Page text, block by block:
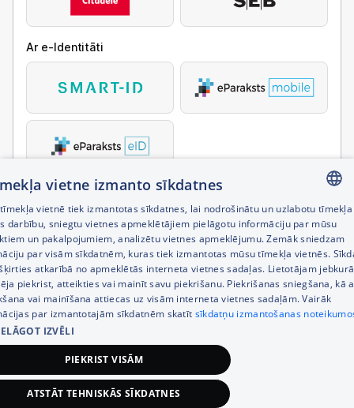
Ar e-Identitāti
LATVIAN
RUSSIAN
ENGLISH
vietne izmanto sīkdatnes
vietnē tiek izmantotas sīkdatnes, lai nodrošinātu un uzlabotu tīmekļa
darbību, sniegtu vietnes apmeklētājiem pielāgotu informāciju par mūsu
un pakalpojumiem, analizētu vietnes apmeklējumu. Zemāk sniedzam
par visām sīkdatnēm, kuras tiek izmantotas mūsu tīmekļa vietnēs.
atkarībā no apmeklētās interneta vietnes sadaļas. Lietotājam
piekrist, atteikties vai mainīt savu piekrišanu. Piekrišanas sniegšana, kā
vai mainīšana attiecas uz visām interneta vietnes sadaļām. Vairāk
par izmantotajām sīkdatnēm skatīt sīkdatņu izmantošanas
IZVĒLI
PIEKRIST VISĀM
ATSTĀT TEHNISKĀS SĪKDATNES